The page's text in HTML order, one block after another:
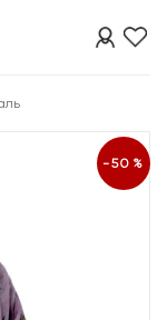
-50%